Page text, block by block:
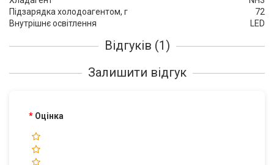
Підзарядка холодоагентом, г
72
Внутрішнє освітлення
LED
Відгуків (1)
Залишити відгук
Оцінка